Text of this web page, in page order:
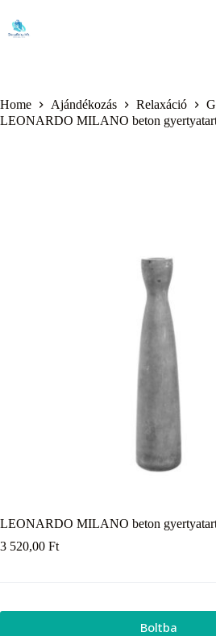
content
Home Ajándékozás Relaxáció
LEONARDO MILANO beton
LEONARDO MILANO beton
3 520,00 Ft
Boltba